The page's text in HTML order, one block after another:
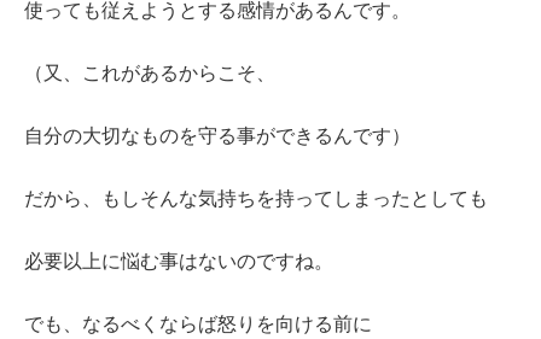
使っても従えようとする感情があるんです。
（又、これがあるからこそ、
自分の大切なものを守る事ができるんです）
だから、もしそんな気持ちを持ってしまったとしても
必要以上に悩む事はないのですね。
でも、なるべくならば怒りを向ける前に